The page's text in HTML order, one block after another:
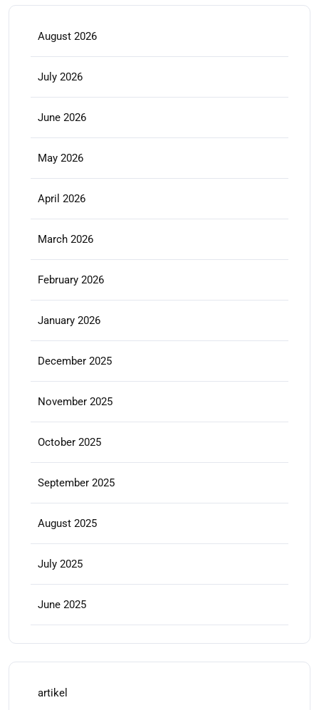
August 2026
July 2026
June 2026
May 2026
April 2026
March 2026
February 2026
January 2026
December 2025
November 2025
October 2025
September 2025
August 2025
July 2025
June 2025
artikel